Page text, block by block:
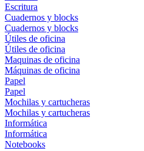
Escritura
Cuadernos y blocks
Cuadernos y blocks
Útiles de oficina
Útiles de oficina
Maquinas de oficina
Máquinas de oficina
Papel
Papel
Mochilas y cartucheras
Mochilas y cartucheras
Informática
Informática
Notebooks